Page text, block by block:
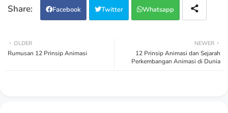
Facebook Twitter Whatsapp
NEWER
12 Prinsip Animasi dan Sejarah
Perkembangan Animasi di Dunia
OLDER
Rumusan 12 Prinsip Animasi